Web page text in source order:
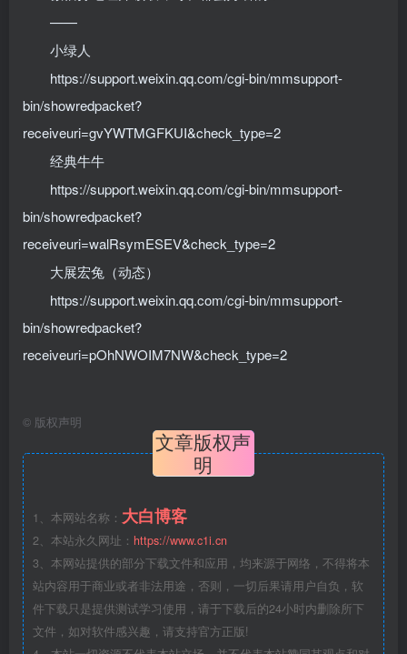
——
小绿人
https://support.weixin.qq.com/cgi-bin/mmsupport-
bin/showredpacket?
receiveuri=gvYWTMGFKUI&check_type=2
经典牛牛
https://support.weixin.qq.com/cgi-bin/mmsupport-
bin/showredpacket?
receiveuri=walRsymESEV&check_type=2
大展宏兔（动态）
https://support.weixin.qq.com/cgi-bin/mmsupport-
bin/showredpacket?
receiveuri=pOhNWOIM7NW&check_type=2
© 版权声明
文章版权声
明
1、本网站名称： 大白博客
2、本站永久网址： https://www.c1i.cn
3、本网站提供的部分下载文件和应用，均来源于网络，不得将本
站内容用于商业或者非法用途，否则，一切后果请用户自负，软
件下载只是提供测试学习使用，请于下载后的24小时内删除所下
文件，如对软件感兴趣，请支持官方正版!